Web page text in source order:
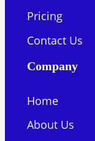
Pricing
Contact Us
Company
Home
About Us